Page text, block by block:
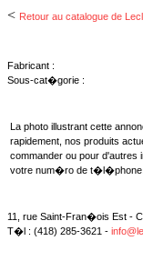
< Retour au catalogue de
Fabricant :
Sous-cat�gorie :
La photo illustrant cette
rapidement, nos produits
commander ou pour d'autres
votre num�ro de t�l�phone.
11, rue Saint-Fran�ois Est -
T�l : (418) 285-3621 -